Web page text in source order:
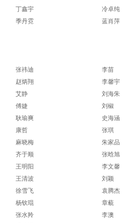
丁鑫宇 冷卓纯
季丹霓 蓝肖萍
张祎迪 李苗
赵炳翔 李馨宇
艾静 刘海朱
傅婕 刘椒
耿瑜爽 史海涵
康哲 张琪
麻晓梅 朱家品
齐于顺 张晗旭
王明阳 李文馨
王清波 刘颖
徐雪飞 袁腾杰
杨钦琨 章藐
张水羚 李澳